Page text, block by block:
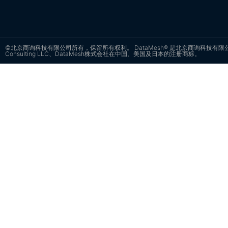
©北京商询科技有限公司所有，保留所有权利。 DataMesh® 是北京商询科技有限
Consulting LLC、DataMesh株式会社在中国、美国及日本的注册商标。